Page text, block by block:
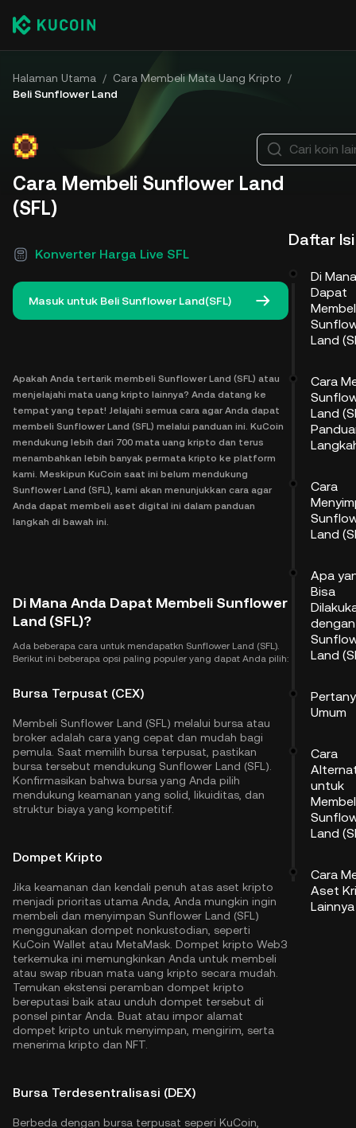
Halaman Utama / Cara Membeli Mata Uang Kripto
/
Beli Sunflower Land
Cara Membeli Sunflower Land
(SFL)
Konverter Harga Live SFL
Masuk untuk Beli Sunflower Land(SFL)
Apakah Anda tertarik membeli Sunflower Land (SFL) atau
menjelajahi mata uang kripto lainnya? Anda datang ke
tempat yang tepat! Jelajahi semua cara agar Anda dapat
membeli Sunflower Land (SFL) melalui panduan ini. KuCoin
mendukung lebih dari 700 mata uang kripto dan terus
menambahkan lebih banyak permata kripto ke platform
kami. Meskipun KuCoin saat ini belum mendukung
Sunflower Land (SFL), kami akan menunjukkan cara agar
Anda dapat membeli aset digital ini dalam panduan
langkah di bawah ini.
Di Mana Anda Dapat Membeli Sunflower
Land (SFL)?
Ada beberapa cara untuk mendapatkn Sunflower Land (SFL).
Berikut ini beberapa opsi paling populer yang dapat Anda pilih:
Bursa Terpusat (CEX)
Membeli Sunflower Land (SFL) melalui bursa atau
broker adalah cara yang cepat dan mudah bagi
pemula. Saat memilih bursa terpusat, pastikan
bursa tersebut mendukung Sunflower Land (SFL).
Konfirmasikan bahwa bursa yang Anda pilih
mendukung keamanan yang solid, likuiditas, dan
struktur biaya yang kompetitif.
Dompet Kripto
Jika keamanan dan kendali penuh atas aset kripto
menjadi prioritas utama Anda, Anda mungkin ingin
membeli dan menyimpan Sunflower Land (SFL)
menggunakan dompet nonkustodian, seperti
KuCoin Wallet atau MetaMask. Dompet kripto Web3
terkemuka ini memungkinkan Anda untuk membeli
atau swap ribuan mata uang kripto secara mudah.
Temukan ekstensi peramban dompet kripto
bereputasi baik atau unduh dompet tersebut di
ponsel pintar Anda. Buat atau impor alamat
dompet kripto untuk menyimpan, mengirim, serta
menerima kripto dan NFT.
Bursa Terdesentralisasi (DEX)
Berbeda dengan bursa terpusat seperi KuCoin,
Cari koin
Daftar Isi
Di
Dapat
Land
Cara
Land
Cara
Land
Apa
Bisa
dengan
Land
Umum
Cara
untuk
Land
Cara
Aset
Lainnya